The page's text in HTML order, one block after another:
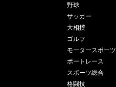
野球
サッカー
大相撲
ゴルフ
モータースポーツ
ボートレース
スポーツ総合
格闘技